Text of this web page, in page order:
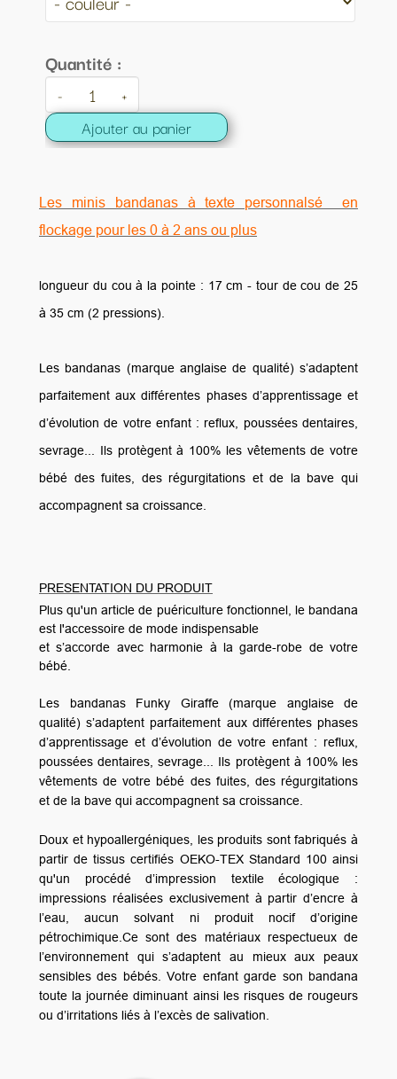
Quantité :
- +
Ajouter au panier
Les minis bandanas à texte personnalsé en
flockage pour les 0 à 2 ans ou plus
longueur du cou à la pointe : 17 cm - tour de cou de 25
à 35 cm (2 pressions).
Les bandanas (marque anglaise de qualité) s’adaptent
parfaitement aux différentes phases d’apprentissage et
d’évolution de votre enfant : reflux, poussées dentaires,
sevrage... Ils protègent à 100% les vêtements de votre
bébé des fuites, des régurgitations et de la bave qui
accompagnent sa croissance.
PRESENTATION DU PRODUIT
Plus qu'un article de puériculture fonctionnel, le bandana
est l'accessoire de mode indispensable
et s’accorde avec harmonie à la garde-robe de votre
bébé.
Les bandanas Funky Giraffe (marque anglaise de
qualité) s’adaptent parfaitement aux différentes phases
d’apprentissage et d’évolution de votre enfant : reflux,
poussées dentaires, sevrage... Ils protègent à 100% les
vêtements de votre bébé des fuites, des régurgitations
et de la bave qui accompagnent sa croissance.
Doux et hypoallergéniques, les produits sont fabriqués à
partir de tissus certifiés OEKO-TEX Standard 100 ainsi
qu'un procédé d’impression textile écologique :
impressions réalisées exclusivement à partir d’encre à
l’eau, aucun solvant ni produit nocif d’origine
pétrochimique.Ce sont des matériaux respectueux de
l’environnement qui s’adaptent au mieux aux peaux
sensibles des bébés. Votre enfant garde son bandana
toute la journée diminuant ainsi les risques de rougeurs
ou d’irritations liés à l’excès de salivation.